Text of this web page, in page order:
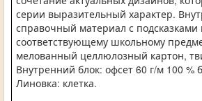
серии выразительный характер.
справочный материал с подсказками
соответствующему школьному
мелованный целлюлозный картон,
Внутренний блок: офсет 60 г/м 100 %
Линовка: клетка.